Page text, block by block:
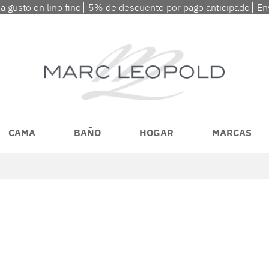
gusto en lino fino⎮ 5% de descuento por pago anticipado⎮
CAMA BAÑO HOGAR MARCAS